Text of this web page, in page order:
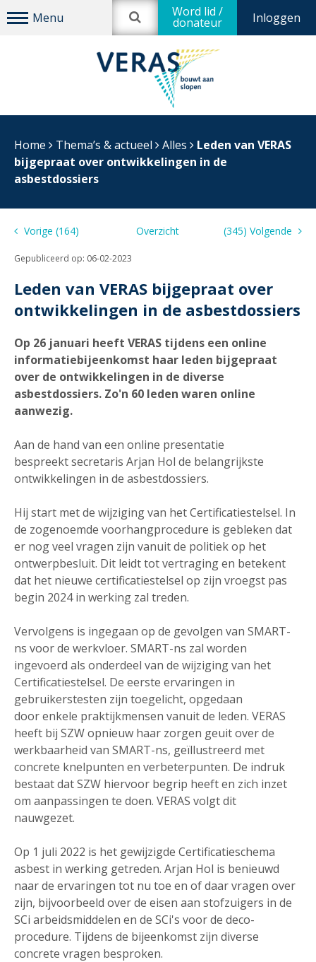
Inloggen
Word lid /
donateur
Home Thema’s & actueel Alles
Leden van VERAS
bijgepraat over ontwikkelingen in de
asbestdossiers
Vorige (164) Overzicht (345) Volgende
Gepubliceerd op: 06-02-2023
Leden van VERAS bijgepraat over
ontwikkelingen in de asbestdossiers
Op 26 januari heeft VERAS tijdens een online
informatiebijeenkomst haar leden bijgepraat
over de ontwikkelingen in de diverse
asbestdossiers. Zo'n 60 leden waren online
aanwezig.
Aan de hand van een online presentatie
bespreekt secretaris Arjan Hol de belangrijkste
ontwikkelingen in de asbestdossiers.
Hij start met de wijziging van het Certificatiestelsel. In
de zogenoemde voorhangprocedure is gebleken dat
er nog veel vragen zijn vanuit de politiek op het
ontwerpbesluit. Dit leidt tot vertraging en betekent
dat het nieuwe certificatiestelsel op zijn vroegst pas
begin 2024 in werking zal treden.
Vervolgens is ingegaan op de gevolgen van SMART-
ns voor de werkvloer. SMART-ns zal worden
ingevoerd als onderdeel van de wijziging van het
Certificatiestelsel. De eerste ervaringen in
gebruikerstesten zijn toegelicht, opgedaan
door enkele praktijkmensen vanuit de leden. VERAS
heeft bij SZW opnieuw haar zorgen geuit over de
werkbaarheid van SMART-ns, geïllustreerd met
concrete knelpunten en verbeterpunten. De indruk
bestaat dat SZW hiervoor begrip heeft en zich inzet
om aanpassingen te doen. VERAS volgt dit
nauwgezet.
Op 1 juli 2022 is het gewijzigde Certificatieschema
asbest in werking getreden. Arjan Hol is benieuwd
naar de ervaringen tot nu toe en of daar vragen over
zijn, bijvoorbeeld over de eisen aan stofzuigers in de
SCi arbeidsmiddelen en de SCi's voor de deco-
procedure. Tijdens de bijeenkomst zijn diverse
concrete vragen besproken.